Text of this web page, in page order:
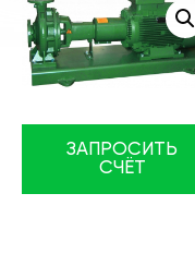
ЗАПРОСИТЬ
СЧЁТ